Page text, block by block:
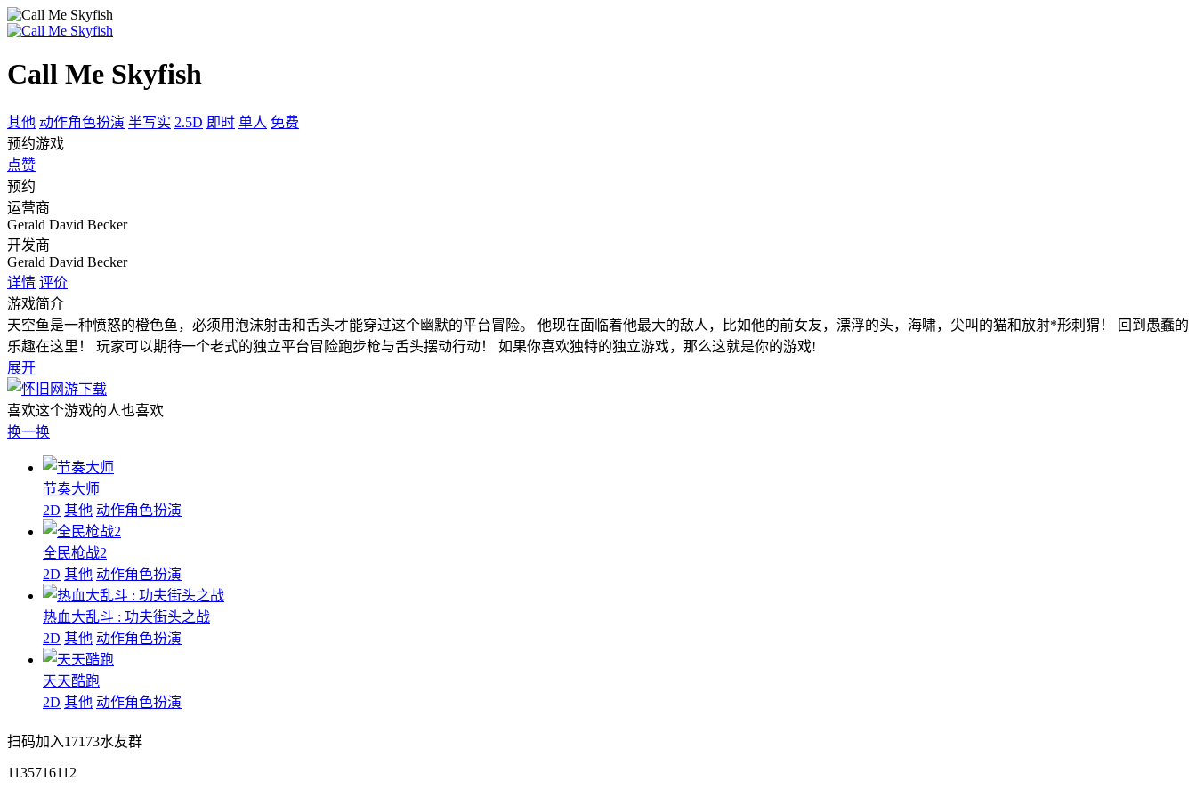
Call Me Skyfish
其他 动作角色扮演 半写实 2.5D 即时 单人 免费
预约游戏
点赞
预约
运营商
Gerald David Becker
开发商
Gerald David Becker
详情 评价
游戏简介
天空鱼是一种愤怒的橙色鱼，必须用泡沫射击和舌头才能穿过这个幽默的平台冒险。 他现在面临着他最大的敌人，比如他的前女友，漂浮的头，海啸，尖叫的猫和放射*形刺猬！ 回到愚蠢的
乐趣在这里！ 玩家可以期待一个老式的独立平台冒险跑步枪与舌头摆动行动！ 如果你喜欢独特的独立游戏，那么这就是你的游戏!
展开
喜欢这个游戏的人也喜欢
换一换
节奏大师
2D 其他 动作角色扮演
全民枪战2
2D 其他 动作角色扮演
热血大乱斗 : 功夫街头之战
2D 其他 动作角色扮演
天天酷跑
2D 其他 动作角色扮演
扫码加入17173水友群
1135716112